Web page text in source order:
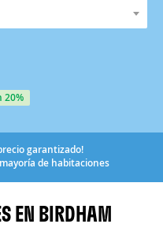
20%
garantizado!
de habitaciones
EN BIRDHAM